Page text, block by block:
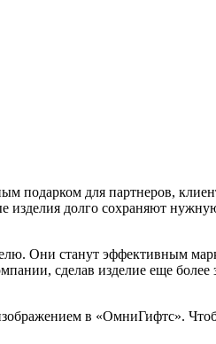
подарком для партнеров,
изделия долго сохраняют
Они станут эффективным
сделав изделие еще
в «ОмниГифтс».